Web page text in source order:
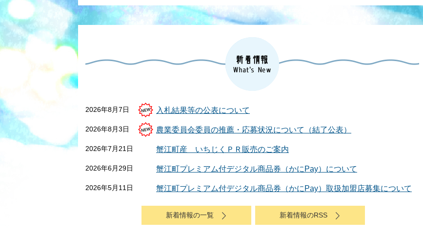
2026年8月7日 入札結果等の公表について
2026年8月3日 農業委員会委員の推薦・応募状況について（結了公表）
2026年7月21日 蟹江町産 いちじくＰＲ販売のご案内
2026年6月29日 蟹江町プレミアム付デジタル商品券（かにPay）について
2026年5月11日 蟹江町プレミアム付デジタル商品券（かにPay）取扱加盟店募集について
新着情報の一覧 新着情報のRSS